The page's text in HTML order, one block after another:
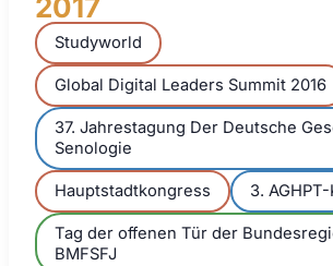
2017
Studyworld
Global Digital Leaders Summit 2016
37. Jahrestagung Der Deutsche
Senologie
Hauptstadtkongress 3.
Tag der offenen Tür der
BMFSFJ